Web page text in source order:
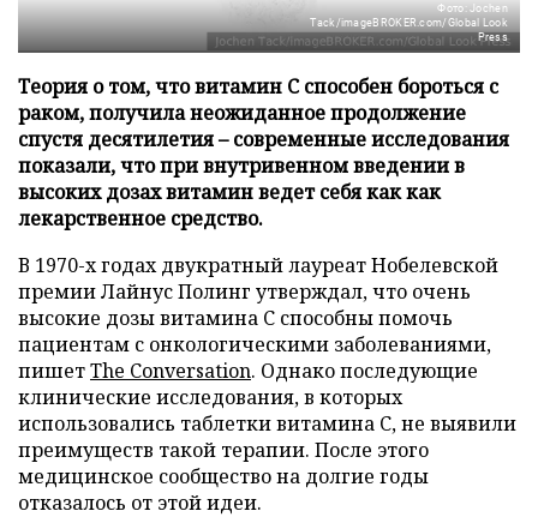
Фото: Jochen
Tack/imageBROKER.com/Global Look
Press
Теория о том, что витамин C способен бороться с
раком, получила неожиданное продолжение
спустя десятилетия – современные исследования
показали, что при внутривенном введении в
высоких дозах витамин ведет себя как как
лекарственное средство.
В 1970-х годах двукратный лауреат Нобелевской
премии Лайнус Полинг утверждал, что очень
высокие дозы витамина C способны помочь
пациентам с онкологическими заболеваниями,
пишетThe Conversation. Однако последующие
клинические исследования, в которых
использовались таблетки витамина C, не выявили
преимуществ такой терапии. После этого
медицинское сообщество на долгие годы
отказалось от этой идеи.